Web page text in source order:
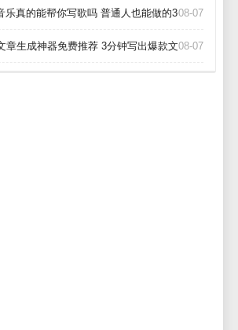
乐真的能帮你写歌吗 普通人也能做的3个神器_
08-07
章生成神器免费推荐 3分钟写出爆款文章_
08-07